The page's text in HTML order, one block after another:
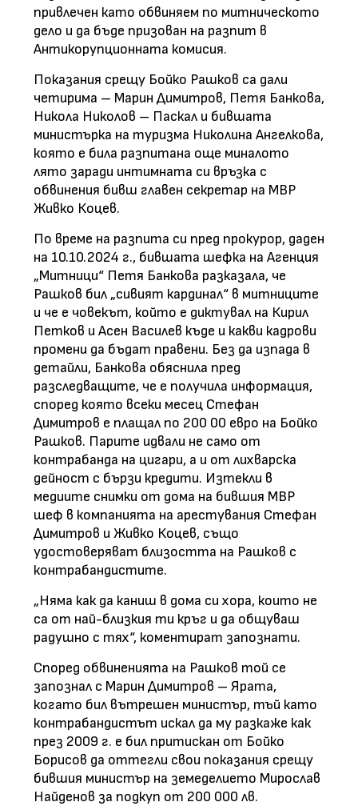
привлечен като обвиняем по митническото
дело и да бъде призован на разпит в
Антикорупционната комисия.
Показания срещу Бойко Рашков са дали
четирима – Марин Димитров, Петя Банкова,
Никола Николов – Паскал и бившата
министърка на туризма Николина Ангелкова,
която е била разпитана още миналото
лято заради интимната си връзка с
обвинения бивш главен секретар на МВР
Живко Коцев.
По време на разпита си пред прокурор, даден
на 10.10.2024 г., бившата шефка на Агенция
„Митници“ Петя Банкова разказала, че
Рашков бил „сивият кардинал“ в митниците
и че е човекът, който е диктувал на Кирил
Петков и Асен Василев къде и какви кадрови
промени да бъдат правени. Без да изпада в
детайли, Банкова обяснила пред
разследващите, че е получила информация,
според която всеки месец Стефан
Димитров е плащал по 200 00 евро на Бойко
Рашков. Парите идвали не само от
контрабанда на цигари, а и от лихварска
дейност с бързи кредити. Изтекли в
медиите снимки от дома на бившия МВР
шеф в компанията на арестувания Стефан
Димитров и Живко Коцев, също
удостоверяват близостта на Рашков с
контрабандистите.
„Няма как да каниш в дома си хора, които не
са от най-близкия ти кръг и да общуваш
радушно с тях“, коментират запознати.
Според обвиненията на Рашков той се
запознал с Марин Димитров – Ярата,
когато бил вътрешен министър, тъй като
контрабандистът искал да му разкаже как
през 2009 г. е бил притискан от Бойко
Борисов да оттегли свои показания срещу
бившия министър на земеделието Мирослав
Найденов за подкуп от 200 000 лв.